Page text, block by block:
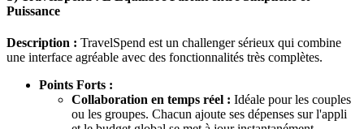
Puissance
Description : TravelSpend est un challenger sérieux qui combine
une interface agréable avec des fonctionnalités très complètes.
Points Forts :
Collaboration en temps réel : Idéale pour les couples
ou les groupes. Chacun ajoute ses dépenses sur l'appli